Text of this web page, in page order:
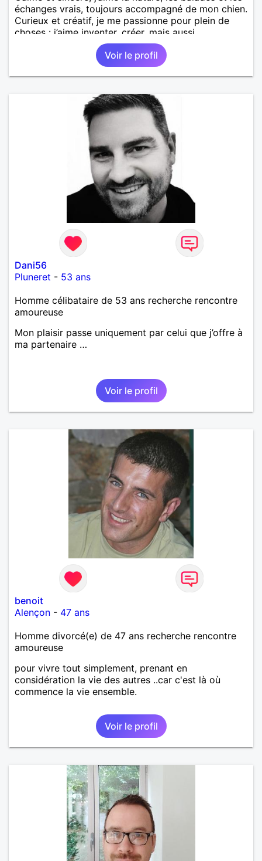
échanges vrais, toujours accompagné de mon chien.
Curieux et créatif, je me passionne pour plein de
choses : j’aime inventer, créer, mais aussi
m’enthousiasmer pour les projets et les passions
des autres. Je cherche quelqu’un avec qui construire
une relation sérieuse et authentique, basée sur la
complicité et le respect.
Voir le profil
Dani56
Pluneret - 53 ans
Homme célibataire de 53 ans recherche rencontre
amoureuse
Mon plaisir passe uniquement par celui que j’offre à
ma partenaire …
Voir le profil
benoit
Alençon - 47 ans
Homme divorcé(e) de 47 ans recherche rencontre
amoureuse
pour vivre tout simplement, prenant en
considération la vie des autres ..car c'est là où
commence la vie ensemble.
Voir le profil